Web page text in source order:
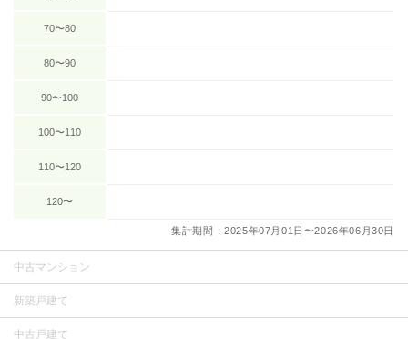
70〜80
80〜90
90〜100
100〜110
110〜120
120〜
集計期間：2025年07月01日〜2026年06月30日
中古マンション
新築戸建て
中古戸建て